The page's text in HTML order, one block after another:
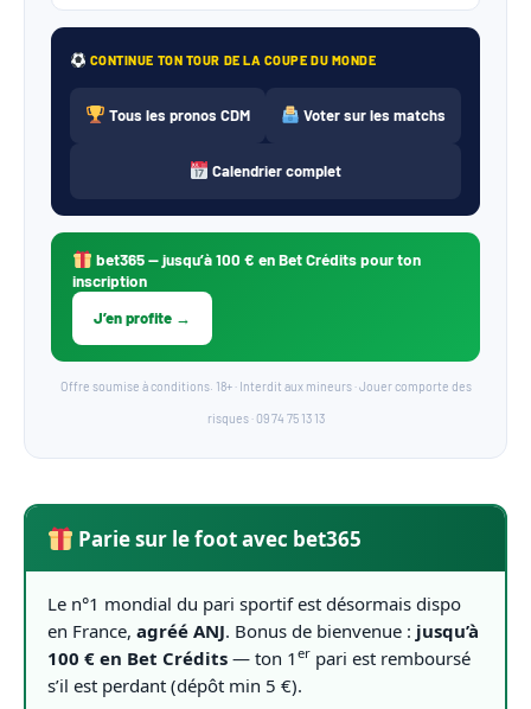
CONTINUE TON TOUR DE LA COUPE DU MONDE
Tous les pronos CDM Voter sur les matchs
Calendrier complet
bet365— jusqu’à 100 € en Bet Crédits pour ton
inscription
J’en profite →
Offre soumise à conditions. 18+ · Interdit aux mineurs · Jouer comporte des
risques · 09 74 75 13 13
Parie sur le foot avec bet365
Le n°1 mondial du pari sportif est désormais dispo
en France, agréé ANJ. Bonus de bienvenue : jusqu’à
100 € en Bet Crédits — ton 1 er pari est remboursé
s’il est perdant (dépôt min 5 €).